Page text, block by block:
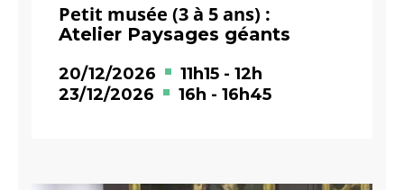
Petit musée (3 à 5 ans) :
Atelier Paysages géants
20/12/2026 11h15 - 12h
23/12/2026
16h - 16h45